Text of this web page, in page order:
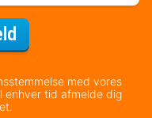
med vores
enhver tid afmelde dig